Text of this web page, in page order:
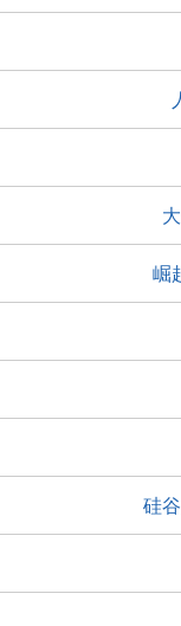
崛
硅